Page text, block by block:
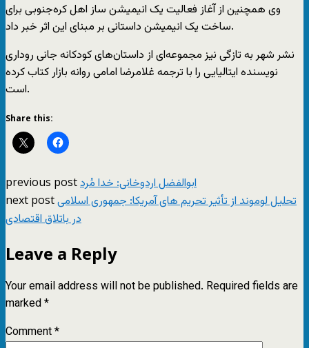
وی همچنین از آغاز فعالیت یک انیمیشن ساز اهل کره‌جنوبی برای
ساخت یک انیمیشن داستانی بر مبنای این اثر خبر داد.
نشر شهر به تازگی نیز مجموعه‌ای از داستان‌های کودکانه جانی روداری
نویسنده ایتالیایی را با ترجمه غلامرضا امامی روانه بازار کتاب کرده
است.
Share this:
previous postابوالفضل اردوخانی: خدا مُرد
next postتحلیل لوموند از تأثیر تحریم های آمریکا: جمهوری اسلامی
در باتلاق اقتصادی
Leave a Reply
Your email address will not be published. Required fields are
marked*
Comment*